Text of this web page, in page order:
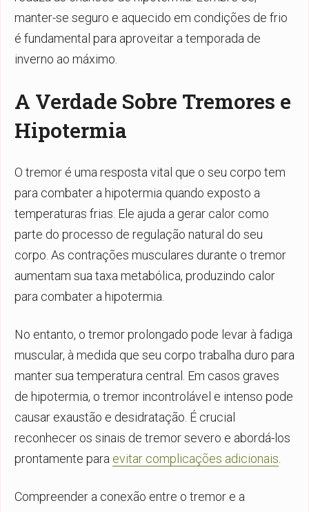
manter-se seguro e aquecido em condições de frio
é fundamental para aproveitar a temporada de
inverno ao máximo.
A Verdade Sobre Tremores e
Hipotermia
O tremor é uma resposta vital que o seu corpo tem
para combater a hipotermia quando exposto a
temperaturas frias. Ele ajuda a gerar calor como
parte do processo de regulação natural do seu
corpo. As contrações musculares durante o tremor
aumentam sua taxa metabólica, produzindo calor
para combater a hipotermia.
No entanto, o tremor prolongado pode levar à fadiga
muscular, à medida que seu corpo trabalha duro para
manter sua temperatura central. Em casos graves
de hipotermia, o tremor incontrolável e intenso pode
causar exaustão e desidratação. É crucial
reconhecer os sinais de tremor severo e abordá-los
prontamente para evitar complicações adicionais
Compreender a conexão entre o tremor e a